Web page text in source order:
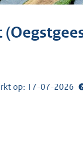
op: 17-07-2026